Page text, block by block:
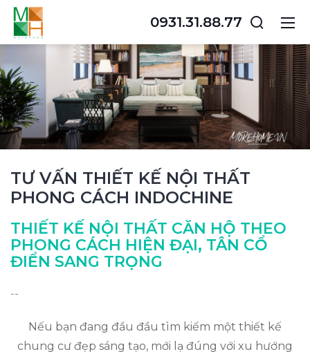
0931.31.88.77
TƯ VẤN THIẾT KẾ NỘI THẤT
PHONG CÁCH INDOCHINE
THIẾT KẾ NỘI THẤT CĂN HỘ THEO
PHONG CÁCH HIỆN ĐẠI, TÂN CỔ
ĐIỂN SANG TRỌNG
--
Nếu bạn đang đầu đầu tìm kiếm một thiết kế
chung cư đẹp sáng tạo, mới lạ đúng với xu hướng